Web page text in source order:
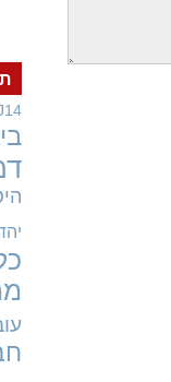
J14
יהדות